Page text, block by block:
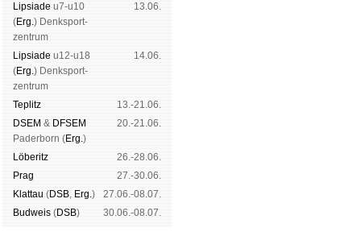
Lipsiade u7-u10
(Erg.) Denk­sport­
zen­trum
13.06.
Lipsiade u12-u18
(Erg.) Denk­sport­
zen­trum
14.06.
Tep­litz
13.-21.06.
DSEM & DFSEM
Pader­born (Erg.)
20.-21.06.
Lö­be­ritz
26.-28.06.
Prag
27.-30.06.
Klat­tau (DSB, Erg.)
27.06.-08.07.
Bud­weis (DSB) 30.06.-08.07.